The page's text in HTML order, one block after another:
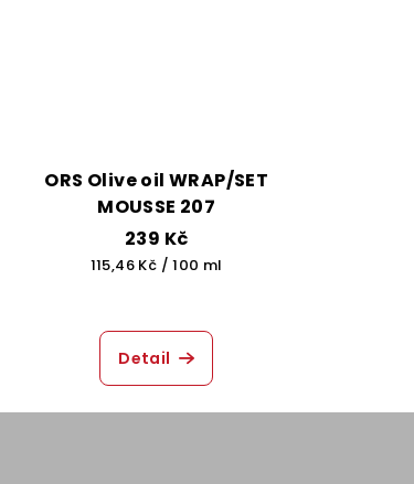
ORS Olive oil WRAP/SET
MOUSSE 207
239 Kč
Měrná
115,46 Kč / 100 ml
Detail